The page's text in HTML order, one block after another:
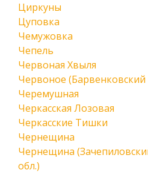
Циркуны
Цуповка
Чемужовка
Чепель
Червоная Хвыля
Червоное (Барвенковский
Черемушная
Черкасская Лозовая
Черкасские Тишки
Чернещина
Чернещина
обл.)